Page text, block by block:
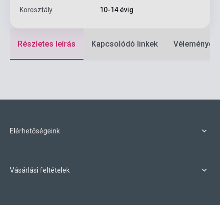
Korosztály 10-14 évig
Részletes leírás Kapcsolódó linkek Vélemények
Elérhetőségeink
Vásárlási feltételek